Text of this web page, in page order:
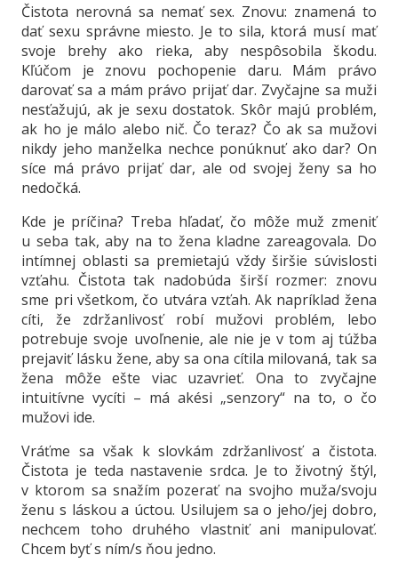
Čistota nerovná sa nemať sex. Znovu: znamená to
dať sexu správne miesto. Je to sila, ktorá musí mať
svoje brehy ako rieka, aby nespôsobila škodu.
Kľúčom je znovu pochopenie daru. Mám právo
darovať sa a mám právo prijať dar. Zvyčajne sa muži
nesťažujú, ak je sexu dostatok. Skôr majú problém,
ak ho je málo alebo nič. Čo teraz? Čo ak sa mužovi
nikdy jeho manželka nechce ponúknuť ako dar? On
síce má právo prijať dar, ale od svojej ženy sa ho
nedočká.
Kde je príčina? Treba hľadať, čo môže muž zmeniť
u seba tak, aby na to žena kladne zareagovala. Do
intímnej oblasti sa premietajú vždy širšie súvislosti
vzťahu. Čistota tak nadobúda širší rozmer: znovu
sme pri všetkom, čo utvára vzťah. Ak napríklad žena
cíti, že zdržanlivosť robí mužovi problém, lebo
potrebuje svoje uvoľnenie, ale nie je v tom aj túžba
prejaviť lásku žene, aby sa ona cítila milovaná, tak sa
žena môže ešte viac uzavrieť. Ona to zvyčajne
intuitívne vycíti – má akési „senzory“ na to, o čo
mužovi ide.
Vráťme sa však k slovkám zdržanlivosť a čistota.
Čistota je teda nastavenie srdca. Je to životný štýl,
v ktorom sa snažím pozerať na svojho muža/svoju
ženu s láskou a úctou. Usilujem sa o jeho/jej dobro,
nechcem toho druhého vlastniť ani manipulovať.
Chcem byť s ním/s ňou jedno.